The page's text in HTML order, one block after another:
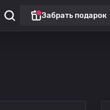
Забрать подарок